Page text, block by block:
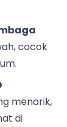
cocok
menarik,
di